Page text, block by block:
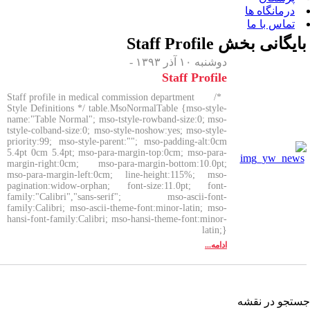
بخشStaff Profile
Staff Profile
Staff profile in medical commission department /*
Style Definitions */ table.MsoNormalTable {mso-style-
name:"Table Normal"; mso-tstyle-rowband-size:0; mso-
tstyle-colband-size:0; mso-style-noshow:yes; mso-style-
priority:99; mso-style-parent:""; mso-padding-alt:0cm
5.4pt 0cm 5.4pt; mso-para-margin-top:0cm; mso-para-
margin-right:0cm; mso-para-margin-bottom:10.0pt;
mso-para-margin-left:0cm; line-height:115%; mso-
pagination:widow-orphan; font-size:11.0pt; font-
family:"Calibri","sans-serif"; mso-ascii-font-
family:Calibri; mso-ascii-theme-font:minor-latin; mso-
hansi-font-family:Calibri; mso-hansi-theme-font:minor-